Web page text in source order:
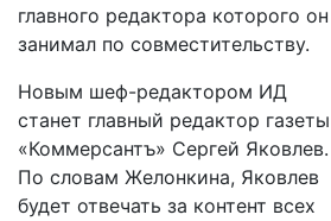
главного редактора которого он
занимал по совместительству.
Новым шеф-редактором ИД
станет главный редактор газеты
«Коммерсантъ» Сергей Яковлев.
По словам Желонкина, Яковлев
будет отвечать за контент всех